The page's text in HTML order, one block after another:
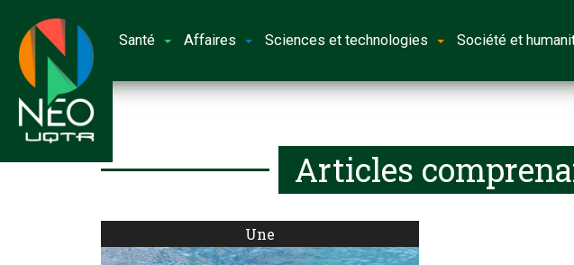
Santé Affaires Sciences et technologies Société et
Articles
Une